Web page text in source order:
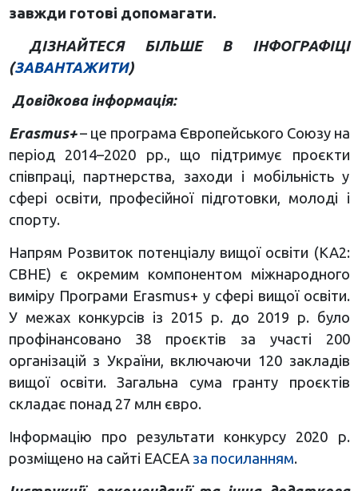
завжди готові допомагати.
ДІЗНАЙТЕСЯ БІЛЬШЕ В ІНФОГРАФІЦІ
(ЗАВАНТАЖИТИ)
Довідкова інформація:
Erasmus+– це програма Європейського Союзу на
період 2014–2020 рр., що підтримує проєкти
співпраці, партнерства, заходи і мобільність у
сфері освіти, професійної підготовки, молоді і
спорту.
Напрям Розвиток потенціалу вищої освіти (КА2:
CBHE) є окремим компонентом міжнародного
виміру Програми Erasmus+ у сфері вищої освіти.
У межах конкурсів із 2015 р. до 2019 р. було
профінансовано 38 проєктів за участі 200
організацій з України, включаючи 120 закладів
вищої освіти. Загальна сума гранту проєктів
складає понад 27 млн євро.
Інформацію про результати конкурсу 2020 р.
розміщено на сайті ЕАСЕА за посиланням.